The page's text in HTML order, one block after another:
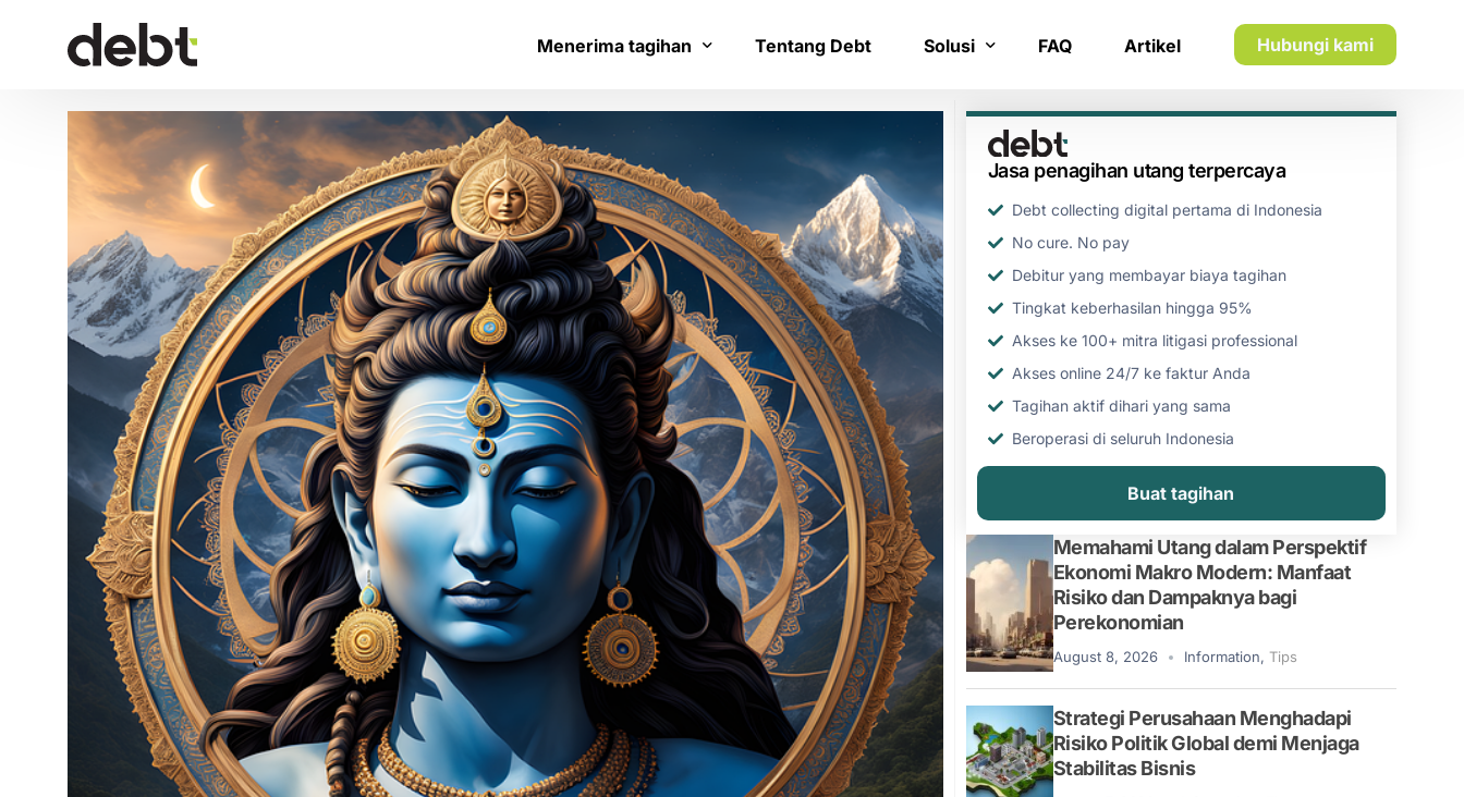
Menerima tagihan
Bayar tagihan
Konfirmasi pembayaran
Tentang Debt Solusi
Layanan inkaso
FAQ Artikel Hubungi kami
Jasa penagihan utang terpercaya
Debt collecting digital pertama di Indonesia
No cure. No pay
Debitur yang membayar biaya tagihan
Tingkat keberhasilan hingga 95%
Akses ke 100+ mitra litigasi professional
Akses online 24/7 ke faktur Anda
Tagihan aktif dihari yang sama
Beroperasi di seluruh Indonesia
Buat tagihan
Memahami Utang dalam Perspektif
Ekonomi Makro Modern: Manfaat
Risiko dan Dampaknya bagi
Perekonomian
August 8, 2026 Information, Tips
Strategi Perusahaan Menghadapi
Risiko Politik Global demi Menjaga
Stabilitas Bisnis